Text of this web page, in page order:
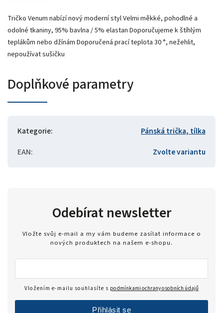
Tričko Venum nabízí nový moderní styl Velmi měkké, pohodlné a
odolné tkaniny, 95% bavlna / 5% elastan Doporučujeme k štíhlým
teplákům nebo džínám Doporučená prací teplota 30 °, nežehlit,
nepoužívat sušičku
Doplňkové parametry
Kategorie:
Pánská trička, tílka
EAN: Zvolte variantu
Odebírat newsletter
Vložte svůj e-mail a my vám budeme zasílat informace o
nových produktech na našem e-shopu.
Vložením e-mailu souhlasíte s podmínkami ochrany osobních údajů
Přihlásit se